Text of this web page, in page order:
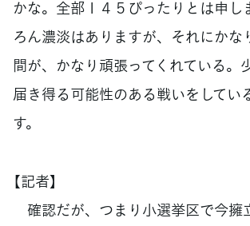
かな。全部１４５ぴったりとは申し
ろん濃淡はありますが、それにかな
間が、かなり頑張ってくれている。
届き得る可能性のある戦いをしてい
す。
【記者】
確認だが、つまり小選挙区で今擁